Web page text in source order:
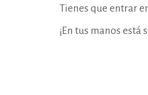
Tienes que entrar
¡En tus manos